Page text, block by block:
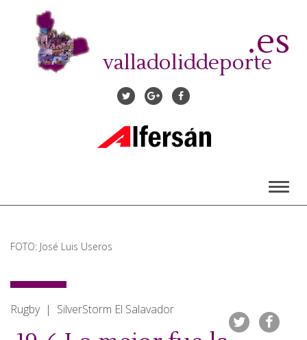
contenido
valladoliddeporte
.es
FOTO: José Luis Useros
Rugby | SilverStorm El Salavador